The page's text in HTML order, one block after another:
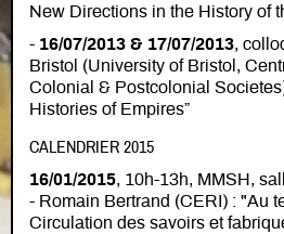
New Directions in the History of
- 16/07/2013 & 17/07/2013,
Bristol (University of Bristol,
Colonial & Postcolonial
Histories of Empires”
CALENDRIER 2015
16/01/2015, 10h-13h, MMSH,
- Romain Bertrand (CERI) : "Au
Circulation des savoirs et